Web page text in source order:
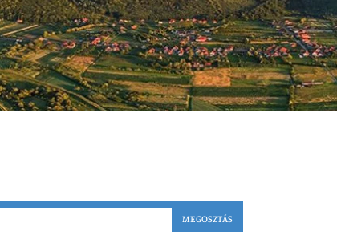
MEGOSZTÁS